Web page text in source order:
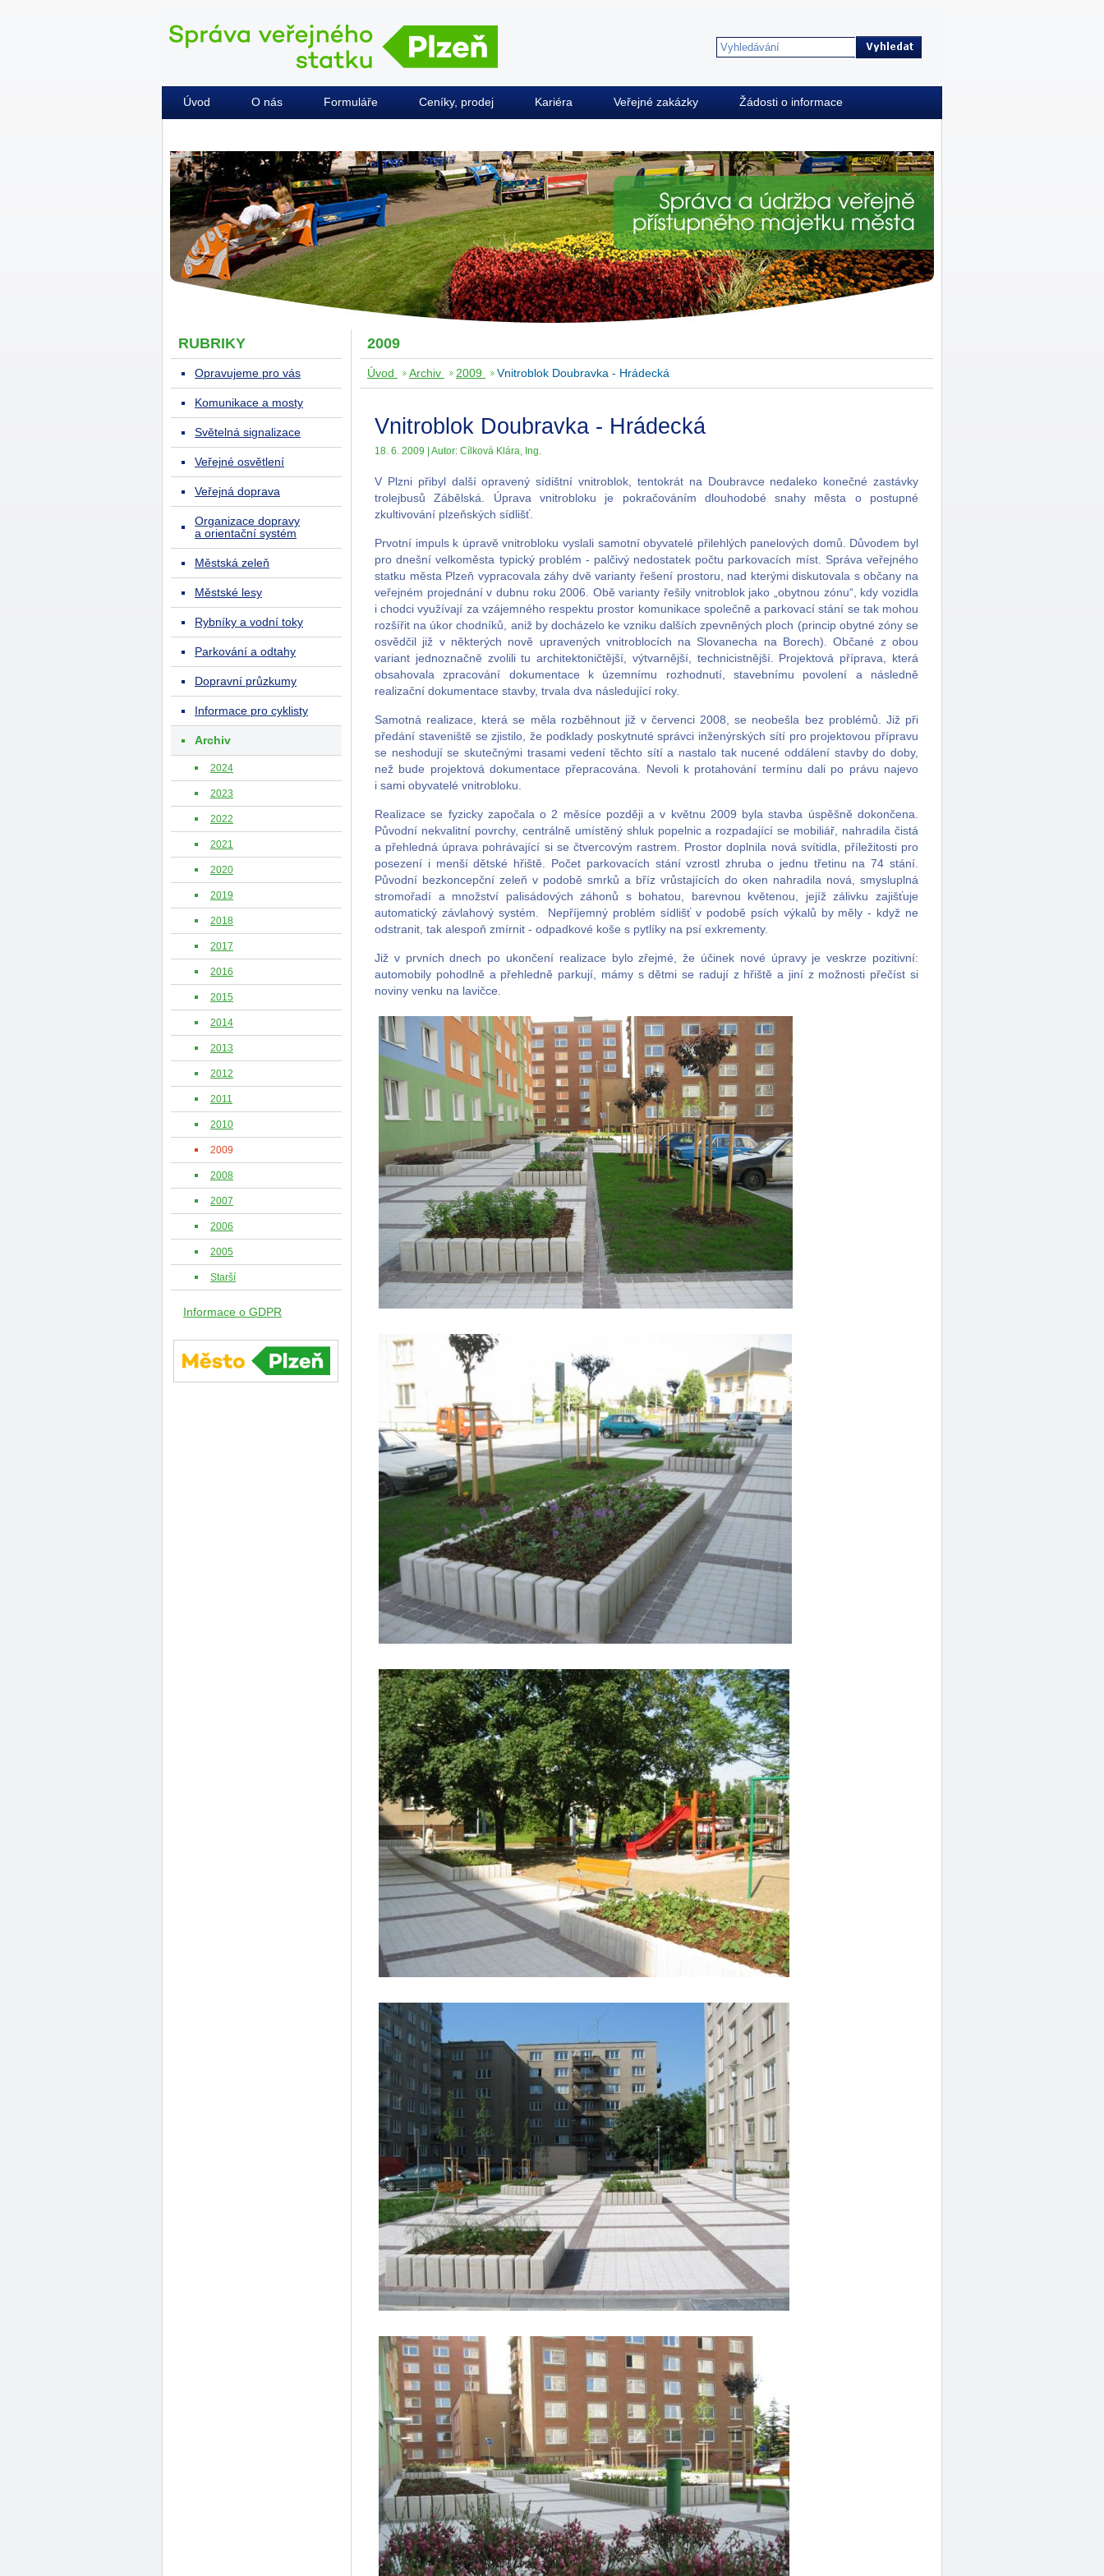
Úvod O nás Formuláře Ceníky, prodej Kariéra Veřejné zakázky Žádosti o informace
2009
Úvod Archiv 2009 Vnitroblok Doubravka - Hrádecká
Vnitroblok Doubravka - Hrádecká
18. 6. 2009 | Autor: Cílková Klára, Ing.
V Plzni přibyl další opravený sídištní vnitroblok, tentokrát na Doubravce nedaleko konečné zastávky
trolejbusů Zábělská. Úprava vnitrobloku je pokračováním dlouhodobé snahy města o postupné
zkultivování plzeňských sídlišť.
Prvotní impuls k úpravě vnitrobloku vyslali samotní obyvatelé přilehlých panelových domů. Důvodem byl
pro dnešní velkoměsta typický problém - palčivý nedostatek počtu parkovacích míst. Správa veřejného
statku města Plzeň vypracovala záhy dvě varianty řešení prostoru, nad kterými diskutovala s občany na
veřejném projednání v dubnu roku 2006. Obě varianty řešily vnitroblok jako „obytnou zónu“, kdy vozidla
i chodci využívají za vzájemného respektu prostor komunikace společně a parkovací stání se tak mohou
rozšířit na úkor chodníků, aniž by docházelo ke vzniku dalších zpevněných ploch (princip obytné zóny se
osvědčil již v některých nově upravených vnitroblocích na Slovanecha na Borech). Občané z obou
variant jednoznačně zvolili tu architektoničtější, výtvarnější, technicistnější. Projektová příprava, která
obsahovala zpracování dokumentace k územnímu rozhodnutí, stavebnímu povolení a následně
realizační dokumentace stavby, trvala dva následující roky.
Samotná realizace, která se měla rozběhnout již v červenci 2008, se neobešla bez problémů. Již při
předání staveniště se zjistilo, že podklady poskytnuté správci inženýrských sítí pro projektovou přípravu
se neshodují se skutečnými trasami vedení těchto sítí a nastalo tak nucené oddálení stavby do doby,
než bude projektová dokumentace přepracována. Nevoli k protahování termínu dali po právu najevo
i sami obyvatelé vnitrobloku.
Realizace se fyzicky započala o 2 měsíce později a v květnu 2009 byla stavba úspěšně dokončena.
Původní nekvalitní povrchy, centrálně umístěný shluk popelnic a rozpadající se mobiliář, nahradila čistá
a přehledná úprava pohrávající si se čtvercovým rastrem. Prostor doplnila nová svítidla, příležitosti pro
posezení i menší dětské hřiště. Počet parkovacích stání vzrostl zhruba o jednu třetinu na 74 stání.
Původní bezkoncepční zeleň v podobě smrků a bříz vrůstajících do oken nahradila nová, smysluplná
stromořadí a množství palisádových záhonů s bohatou, barevnou květenou, jejíž zálivku zajišťuje
automatický závlahový systém. Nepříjemný problém sídlišť v podobě psích výkalů by měly - když ne
odstranit, tak alespoň zmírnit - odpadkové koše s pytlíky na psí exkrementy.
Již v prvních dnech po ukončení realizace bylo zřejmé, že účinek nové úpravy je veskrze pozitivní:
automobily pohodlně a přehledně parkují, mámy s dětmi se radují z hřiště a jiní z možnosti přečíst si
noviny venku na lavičce.
RUBRIKY
Opravujeme pro vás
Komunikace a mosty
Světelná signalizace
Veřejné osvětlení
Veřejná doprava
Organizace dopravy
a orientační systém
Městská zeleň
Městské lesy
Rybníky a vodní toky
Parkování a odtahy
Dopravní průzkumy
Informace pro cyklisty
Archiv
2024
2023
2022
2021
2020
2019
2018
2017
2016
2015
2014
2013
2012
2011
2010
2009
2008
2007
2006
2005
Starší
Informace o GDPR